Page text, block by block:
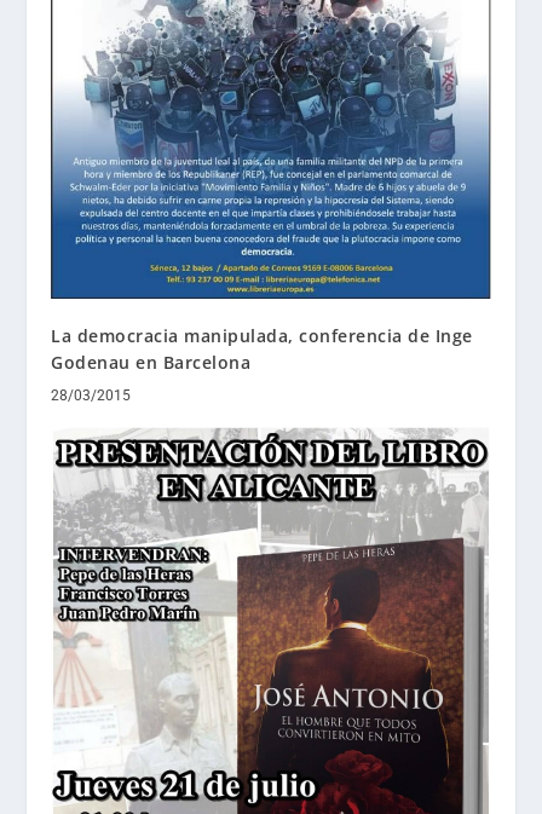
La democracia manipulada, conferencia de Inge
Godenau en Barcelona
28/03/2015